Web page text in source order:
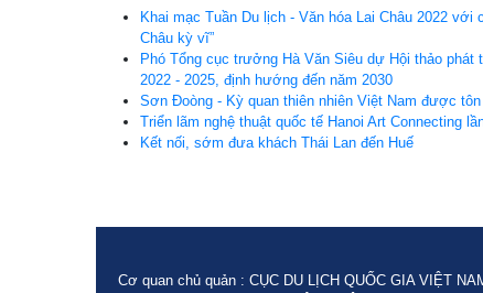
Khai mạc Tuần Du lịch - Văn hóa Lai Châu 2022 với
Châu kỳ vĩ”
Phó Tổng cục trưởng Hà Văn Siêu dự Hội thảo
2022 - 2025, định hướng đến năm 2030
Sơn Đoòng - Kỳ quan thiên nhiên Việt Nam được
Triển lãm nghệ thuật quốc tế Hanoi Art Connecting
Kết nối, sớm đưa khách Thái Lan đến Huế
Cơ quan chủ quản : CỤC DU LỊCH QUỐC GIA VIỆT